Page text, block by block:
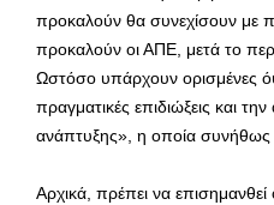
προκαλούν θα συνεχίσουν με
προκαλούν οι ΑΠΕ, μετά το
Ωστόσο υπάρχουν ορισμένες
πραγματικές επιδιώξεις και
ανάπτυξης», η οποία συνήθως
Αρχικά, πρέπει να